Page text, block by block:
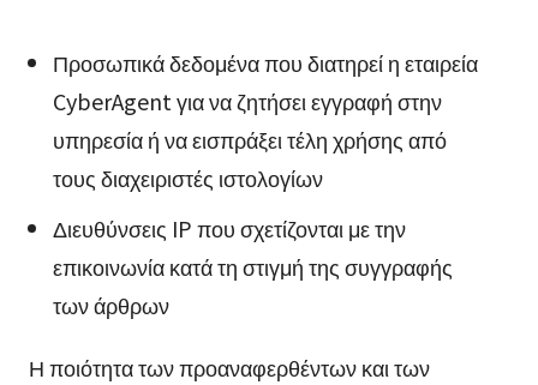
Προσωπικά δεδομένα που διατηρεί η εταιρεία
CyberAgent για να ζητήσει εγγραφή στην
υπηρεσία ή να εισπράξει τέλη χρήσης από
τους διαχειριστές ιστολογίων
Διευθύνσεις IP που σχετίζονται με την
επικοινωνία κατά τη στιγμή της συγγραφής
των άρθρων
Η ποιότητα των προαναφερθέντων και των